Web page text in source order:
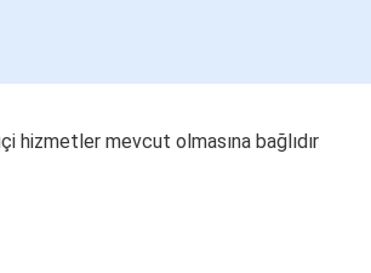
hizmetler mevcut olmasına bağlıdır